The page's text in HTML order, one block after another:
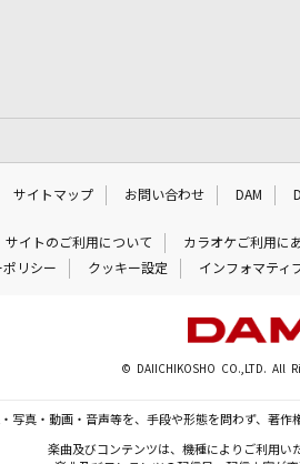
サイトマップ お問い合わせ DAM
サイトのご利用について カラオケご利用に
リシー
クッキー設定 インフォマティ
© DAIICHIKOSHO CO.,LTD. All
写真・動画・音声等を、手段や形態を問わず、著
楽曲及びコンテンツは、機種によりご利用い